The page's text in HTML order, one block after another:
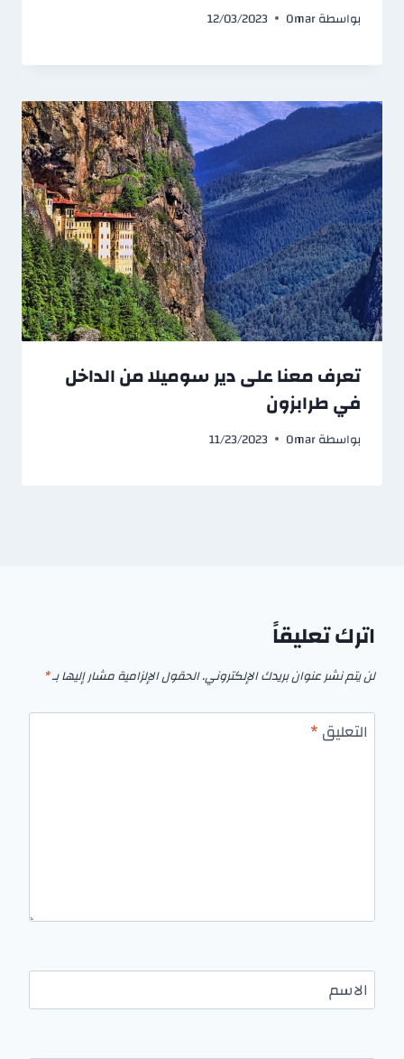
بواسطةOmar
12/03/2023
تعرف معنا على دير سوميلا من الداخل
في طرابزون
بواسطةOmar
11/23/2023
اترك تعليقاً
لن يتم نشر عنوان بريدك الإلكتروني.الحقول الإلزامية مشار إليها بـ*
التعليق*
الاسم